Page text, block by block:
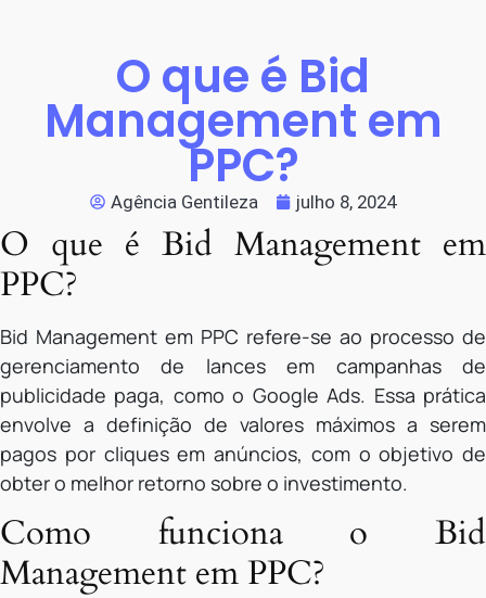
O que é Bid
Management em
PPC?
Agência Gentileza julho 8, 2024
O que é Bid Management em
PPC?
Bid Management em PPC refere-se ao processo de
gerenciamento de lances em campanhas de
publicidade paga, como o Google Ads. Essa prática
envolve a definição de valores máximos a serem
pagos por cliques em anúncios, com o objetivo de
obter o melhor retorno sobre o investimento.
Como funciona o Bid
Management em PPC?